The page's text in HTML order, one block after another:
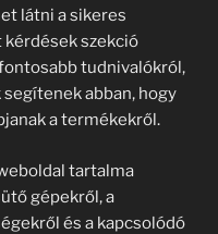
látni a sikeres
kérdések szekció
tudnivalókról,
abban, hogy
a termékekről.
tartalma
gépekről, a
és a kapcsolódó